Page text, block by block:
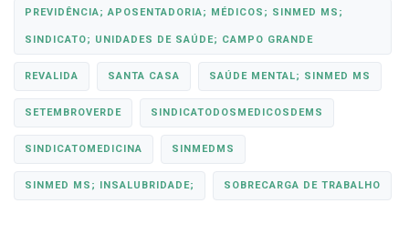
PREVIDÊNCIA; APOSENTADORIA; MÉDICOS; SINMED MS;
SINDICATO; UNIDADES DE SAÚDE; CAMPO GRANDE
REVALIDA SANTA CASA SAÚDE MENTAL; SINMED MS
SETEMBROVERDE SINDICATODOSMEDICOSDEMS
SINDICATOMEDICINA SINMEDMS
SINMED MS; INSALUBRIDADE; SOBRECARGA DE TRABALHO